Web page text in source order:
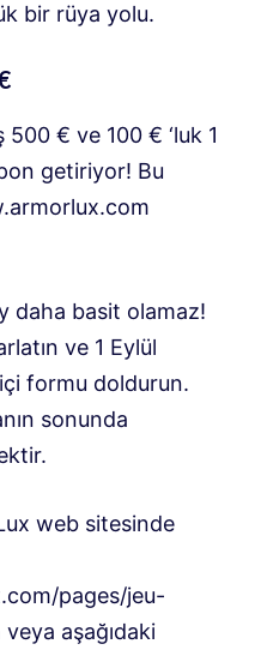
bir rüya yolu.
€ ve 100 € ‘luk 1
getiriyor! Bu
daha basit olamaz!
ve 1 Eylül
formu doldurun.
sonunda
web sitesinde
pages/jeu-
aşağıdaki